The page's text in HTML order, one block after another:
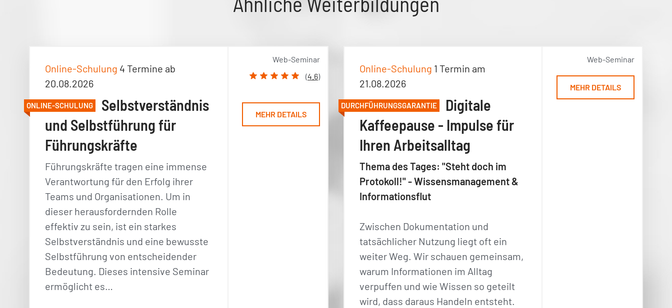
Online-Schulung 4 Termine ab
20.08.2026
ONLINE-SCHULUNG
Selbstverständnis
und Selbstführung für
Führungskräfte
Führungskräfte tragen eine immense
Verantwortung für den Erfolg ihrer
Teams und Organisationen. Um in
dieser herausfordernden Rolle
effektiv zu sein, ist ein starkes
Selbstverständnis und eine bewusste
Selbstführung von entscheidender
Bedeutung. Dieses intensive Seminar
ermöglicht es…
Web-Seminar
(4.6)
MEHR DETAILS
Online-Schulung 1 Termin am
21.08.2026
DURCHFÜHRUNGSGARANTIE
Digitale
Kaffeepause - Impulse für
Ihren Arbeitsalltag
Thema des Tages: "Steht doch im
Protokoll!" - Wissensmanagement &
Informationsflut
Zwischen Dokumentation und
tatsächlicher Nutzung liegt oft ein
weiter Weg. Wir schauen gemeinsam,
warum Informationen im Alltag
verpuffen und wie Wissen so geteilt
wird, dass daraus Handeln entsteht.
Web-Seminar
MEHR DETAILS